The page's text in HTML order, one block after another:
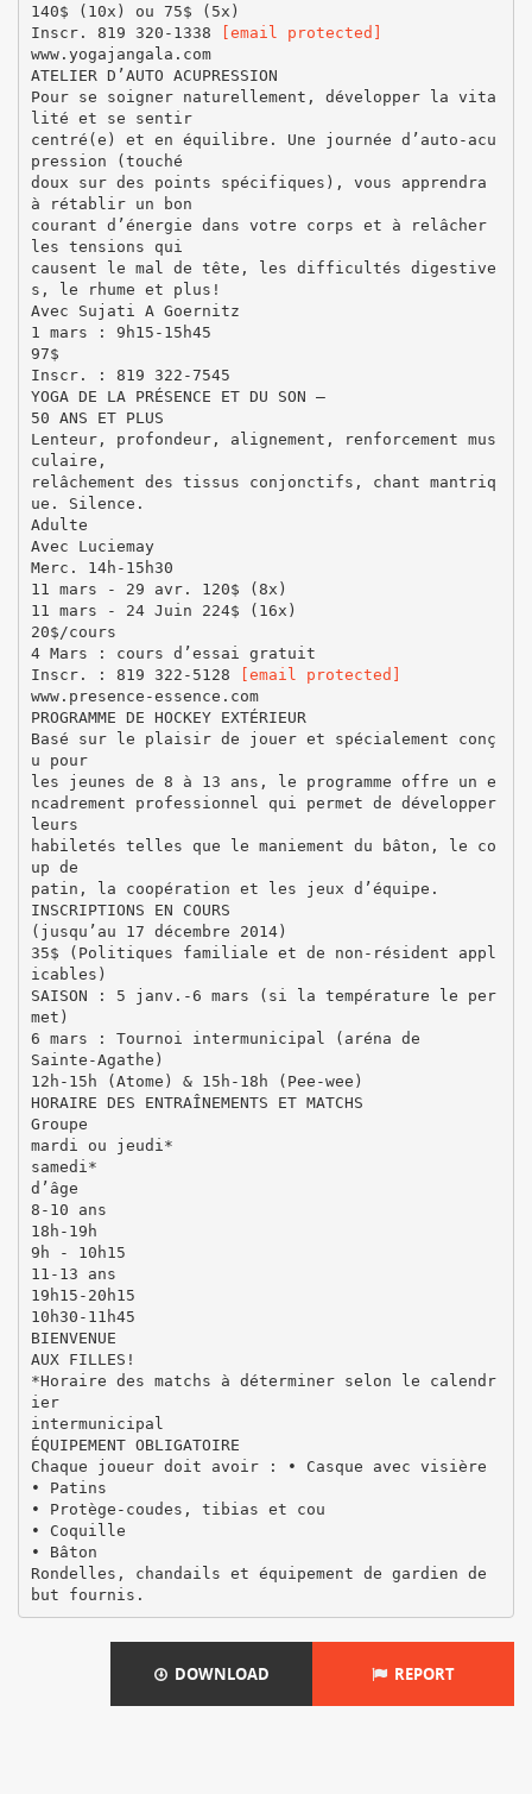
140$ (10x) ou 75$ (5x)
Inscr. 819 320-1338
[email protected]
www.yogajangala.com
ATELIER D’AUTO ACUPRESSION
Pour se soigner naturellement, développer la vita
lité et se sentir
centré(e) et en équilibre. Une journée d’auto-acu
pression (touché
doux sur des points spécifiques), vous apprendra
à rétablir un bon
courant d’énergie dans votre corps et à relâcher
les tensions qui
causent le mal de tête, les difficultés digestive
s, le rhume et plus!
Avec Sujati A Goernitz
1 mars : 9h15-15h45
97$
Inscr. : 819 322-7545
YOGA DE LA PRÉSENCE ET DU SON –
50 ANS ET PLUS
Lenteur, profondeur, alignement, renforcement mus
culaire,
relâchement des tissus conjonctifs, chant mantriq
ue. Silence.
Adulte
Avec Luciemay
Merc. 14h-15h30
11 mars - 29 avr. 120$ (8x)
11 mars - 24 Juin 224$ (16x)
20$/cours
4 Mars : cours d’essai gratuit
Inscr. : 819 322-5128
[email protected]
www.presence-essence.com
PROGRAMME DE HOCKEY EXTÉRIEUR
Basé sur le plaisir de jouer et spécialement conç
u pour
les jeunes de 8 à 13 ans, le programme offre un e
ncadrement professionnel qui permet de développer
leurs
habiletés telles que le maniement du bâton, le co
up de
patin, la coopération et les jeux d’équipe.
INSCRIPTIONS EN COURS
(jusqu’au 17 décembre 2014)
35$ (Politiques familiale et de non-résident appl
icables)
SAISON : 5 janv.-6 mars (si la température le per
met)
6 mars : Tournoi intermunicipal (aréna de
Sainte-Agathe)
12h-15h (Atome) & 15h-18h (Pee-wee)
HORAIRE DES ENTRAÎNEMENTS ET MATCHS
Groupe
mardi ou jeudi*
samedi*
d’âge
8-10 ans
18h-19h
9h - 10h15
11-13 ans
19h15-20h15
10h30-11h45
BIENVENUE
AUX FILLES!
*Horaire des matchs à déterminer selon le calendr
ier
intermunicipal
ÉQUIPEMENT OBLIGATOIRE
Chaque joueur doit avoir : • Casque avec visière
• Patins
• Protège-coudes, tibias et cou
• Coquille
• Bâton
Rondelles, chandails et équipement de gardien de
DOWNLOAD REPORT